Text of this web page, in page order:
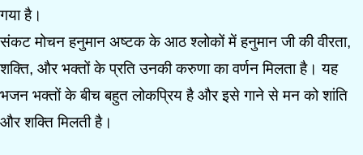
Search
गया है।
संकट मोचन हनुमान अष्टक के आठ श्लोकों में हनुमान जी की वीरता,
शक्ति, और भक्तों के प्रति उनकी करुणा का वर्णन मिलता है। यह
भजन भक्तों के बीच बहुत लोकप्रिय है और इसे गाने से मन को शांति
और शक्ति मिलती है।